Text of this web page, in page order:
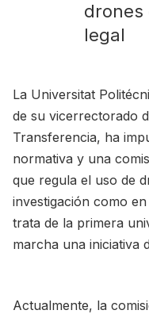
drones
legal
La Universitat
de su vicerrectorado
Transferencia, ha
normativa y una
que regula el uso de
investigación como
trata de la primera
marcha una iniciativa
Actualmente, la